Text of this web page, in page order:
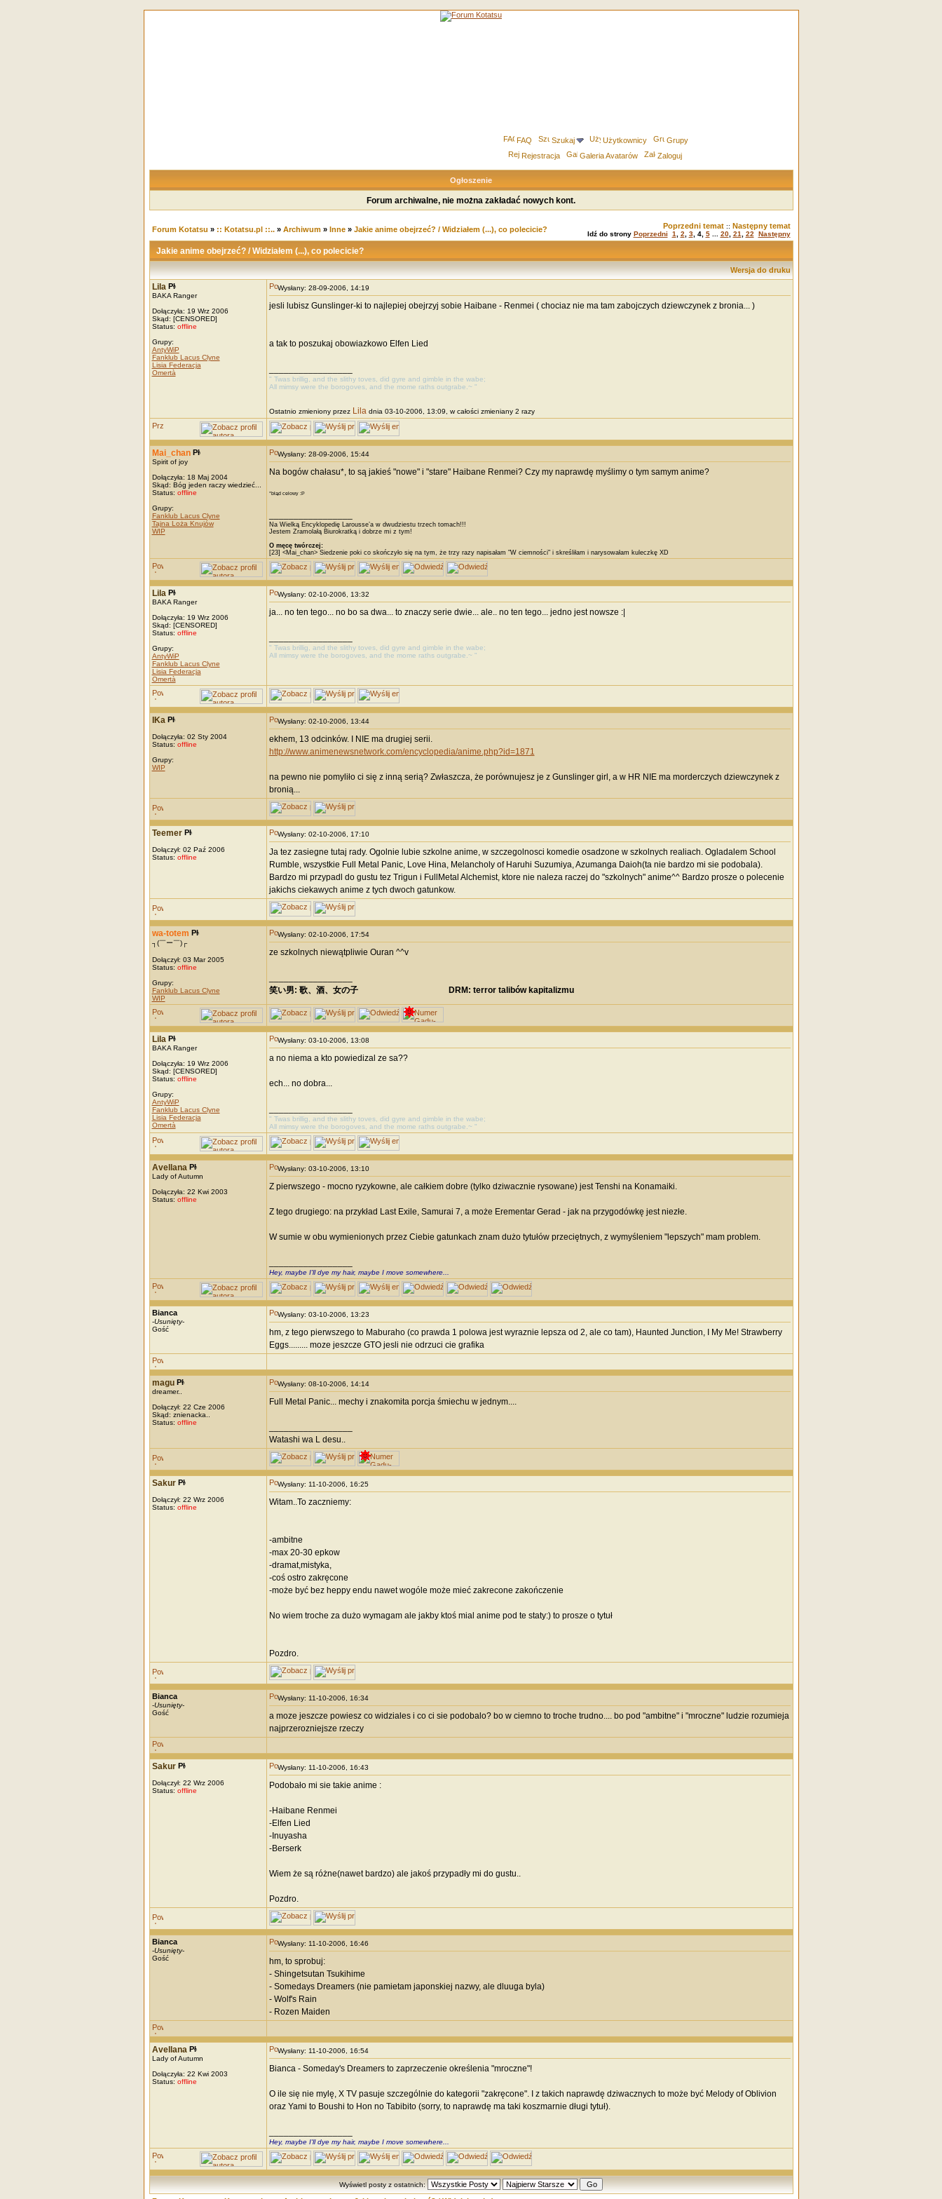
FAQ Szukaj Użytkownicy
Grupy
Rejestracja
Galeria Avatarów Zaloguj
Ogłoszenie
Forum archiwalne, nie można zakładać nowych kont.
Forum Kotatsu » :: Kotatsu.pl ::..» Archiwum» Inne» Jakie anime obejrzeć? / Widziałem (...), co polecicie? Poprzedni temat:: Następny temat
Idź do strony Poprzedni 1 2 3, 4, 5... 20, 21 22 Następny
Jakie anime obejrzeć? / Widziałem (...), co polecicie?
Wersja do druku
Lila
BAKA Ranger
Dołączyła: 19 Wrz 2006
Skąd: [CENSORED]
Status: offline
Grupy:
AntyWiP
Fanklub Lacus Clyne
Lisia Federacja
Omertà
Wysłany: 28-09-2006, 14:19
jesli lubisz Gunslinger-ki to najlepiej obejrzyj sobie Haibane - Renmei ( chociaz nie ma tam zabojczych dziewczynek z bronia... )
a tak to poszukaj obowiazkowo Elfen Lied
" Twas brillig, and the slithy toves, did gyre and gimble in the wabe;
All mimsy were the borogoves, and the mome raths outgrabe.~ "
Ostatnio zmieniony przez Lila dnia 03-10-2006, 13:09, w całości zmieniany 2 razy
Mai_chan
Spirit of joy
Dołączyła: 18 Maj 2004
Skąd: Bóg jeden raczy wiedzieć...
Status: offline
Grupy:
Fanklub Lacus Clyne
Tajna Loża Knujów
WIP
Wysłany: 28-09-2006, 15:44
Na bogów chałasu*, to są jakieś "nowe" i "stare" Haibane Renmei? Czy my naprawdę myślimy o tym samym anime?
*błąd celowy :P
Na Wielką Encyklopedię Larousse’a w dwudziestu trzech tomach!!!
Jestem Zramolałą Biurokratką i dobrze mi z tym!
O męcę twórczej:
[23] <Mai_chan> Siedzenie poki co skończyło się na tym, że trzy razy napisałam "W ciemności" i skreśliłam i narysowałam kuleczkę XD
Lila
BAKA Ranger
Dołączyła: 19 Wrz 2006
Skąd: [CENSORED]
Status: offline
Grupy:
AntyWiP
Fanklub Lacus Clyne
Lisia Federacja
Omertà
Wysłany: 02-10-2006, 13:32
ja... no ten tego... no bo sa dwa... to znaczy serie dwie... ale.. no ten tego... jedno jest nowsze :|
" Twas brillig, and the slithy toves, did gyre and gimble in the wabe;
All mimsy were the borogoves, and the mome raths outgrabe.~ "
IKa
Dołączyła: 02 Sty 2004
Status: offline
Grupy:
WIP
Wysłany: 02-10-2006, 13:44
ekhem, 13 odcinków. I NIE ma drugiej serii.
http://www.animenewsnetwork.com/encyclopedia/anime.php?id=1871
na pewno nie pomyliło ci się z inną serią? Zwłaszcza, że porównujesz je z Gunslinger girl, a w HR NIE ma morderczych dziewczynek z
bronią...
Teemer
Dołączył: 02 Paź 2006
Status: offline
Wysłany: 02-10-2006, 17:10
Ja tez zasiegne tutaj rady. Ogolnie lubie szkolne anime, w szczegolnosci komedie osadzone w szkolnych realiach. Ogladalem School
Rumble, wszystkie Full Metal Panic, Love Hina, Melancholy of Haruhi Suzumiya, Azumanga Daioh(ta nie bardzo mi sie podobala).
Bardzo mi przypadl do gustu tez Trigun i FullMetal Alchemist, ktore nie naleza raczej do "szkolnych" anime^^ Bardzo prosze o polecenie
jakichs ciekawych anime z tych dwoch gatunkow.
wa-totem
┐(￣ー￣)┌
Dołączył: 03 Mar 2005
Status: offline
Grupy:
Fanklub Lacus Clyne
WIP
Wysłany: 02-10-2006, 17:54
ze szkolnych niewątpliwie Ouran ^^v
笑い男: 歌、酒、女の子 DRM: terror talibów kapitalizmu
Lila
BAKA Ranger
Dołączyła: 19 Wrz 2006
Skąd: [CENSORED]
Status: offline
Grupy:
AntyWiP
Fanklub Lacus Clyne
Lisia Federacja
Omertà
Wysłany: 03-10-2006, 13:08
a no niema a kto powiedizal ze sa??
ech... no dobra...
" Twas brillig, and the slithy toves, did gyre and gimble in the wabe;
All mimsy were the borogoves, and the mome raths outgrabe.~ "
Avellana
Lady of Autumn
Dołączyła: 22 Kwi 2003
Status: offline
Wysłany: 03-10-2006, 13:10
Z pierwszego - mocno ryzykowne, ale całkiem dobre (tylko dziwacznie rysowane) jest Tenshi na Konamaiki.
Z tego drugiego: na przykład Last Exile, Samurai 7, a może Erementar Gerad - jak na przygodówkę jest niezłe.
W sumie w obu wymienionych przez Ciebie gatunkach znam dużo tytułów przeciętnych, z wymyśleniem "lepszych" mam problem.
Hey, maybe I'll dye my hair, maybe I move somewhere...
Bianca
-Usunięty-
Gość
Wysłany: 03-10-2006, 13:23
hm, z tego pierwszego to Maburaho (co prawda 1 polowa jest wyraznie lepsza od 2, ale co tam), Haunted Junction, I My Me! Strawberry
Eggs......... moze jeszcze GTO jesli nie odrzuci cie grafika
magu
dreamer..
Dołączył: 22 Cze 2006
Skąd: znienacka..
Status: offline
Wysłany: 08-10-2006, 14:14
Full Metal Panic... mechy i znakomita porcja śmiechu w jednym....
Watashi wa L desu..
Sakur
Dołączył: 22 Wrz 2006
Status: offline
Wysłany: 11-10-2006, 16:25
Witam..To zaczniemy:
-ambitne
-max 20-30 epkow
-dramat,mistyka,
-coś ostro zakręcone
-może być bez heppy endu nawet wogóle może mieć zakrecone zakończenie
No wiem troche za dużo wymagam ale jakby ktoś mial anime pod te staty:) to prosze o tytuł
Pozdro.
Bianca
-Usunięty-
Gość
Wysłany: 11-10-2006, 16:34
a moze jeszcze powiesz co widziales i co ci sie podobalo? bo w ciemno to troche trudno.... bo pod "ambitne" i "mroczne" ludzie rozumieja
najprzerozniejsze rzeczy
Sakur
Dołączył: 22 Wrz 2006
Status: offline
Wysłany: 11-10-2006, 16:43
Podobało mi sie takie anime :
-Haibane Renmei
-Elfen Lied
-Inuyasha
-Berserk
Wiem że są różne(nawet bardzo) ale jakoś przypadły mi do gustu..
Pozdro.
Bianca
-Usunięty-
Gość
Wysłany: 11-10-2006, 16:46
hm, to sprobuj:
- Shingetsutan Tsukihime
- Somedays Dreamers (nie pamietam japonskiej nazwy, ale dluuga byla)
- Wolf's Rain
- Rozen Maiden
Avellana
Lady of Autumn
Dołączyła: 22 Kwi 2003
Status: offline
Wysłany: 11-10-2006, 16:54
Bianca - Someday's Dreamers to zaprzeczenie określenia "mroczne"!
O ile się nie mylę, X TV pasuje szczególnie do kategorii "zakręcone". I z takich naprawdę dziwacznych to może być Melody of Oblivion
oraz Yami to Boushi to Hon no Tabibito (sorry, to naprawdę ma taki koszmarnie długi tytuł).
Hey, maybe I'll dye my hair, maybe I move somewhere...
Wyświetl posty z ostatnich: